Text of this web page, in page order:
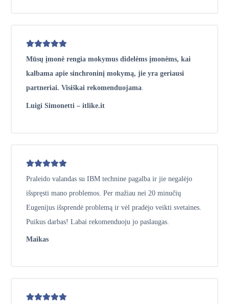
Mūsų įmonė rengia mokymus didelėms įmonėms, kai
kalbama apie sinchroninį mokymą, jie yra geriausi
partneriai. Visiškai rekomenduojama
Luigi Simonetti – itlike.it
Praleido valandas su IBM technine pagalba ir jie negalėjo
išspręsti mano problemos. Per mažiau nei 20 minučių
Eugenijus išsprendė problemą ir vėl pradėjo veikti svetaines.
Puikus darbas! Labai rekomenduoju jo paslaugas.
Maikas